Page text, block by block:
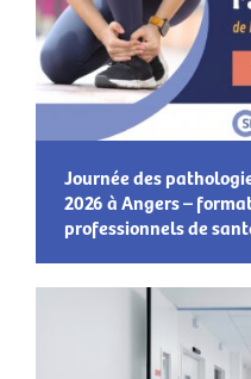
Journée des
2026 à Angers –
professionnels de